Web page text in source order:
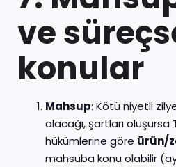
ve
konular
Mahsup: Kötü niyetli
alacağı, şartları oluşursa
hükümlerine göre ürün/
mahsuba konu olabilir